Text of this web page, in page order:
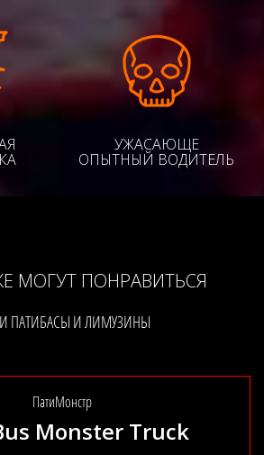
УЖАСАЮЩЕ
ОПЫТНЫЙ ВОДИТЕЛЬ
МОГУТ ПОНРАВИТЬСЯ
ПАТИБАСЫ И ЛИМУЗИНЫ
ПатиМонстр
Monster Truck